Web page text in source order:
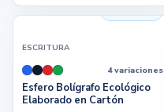
ESCRITURA
4 variaciones
Esfero Bolígrafo Ecológico
Elaborado en Cartón